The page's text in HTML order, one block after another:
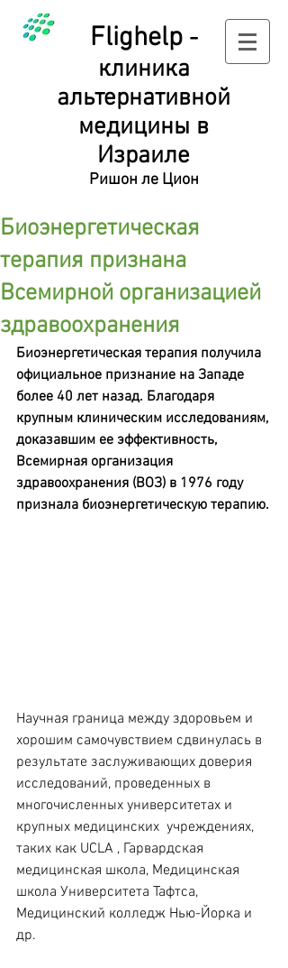
Flighelp-
клиника
альтернативной
медицины в
Израиле
Ришон ле Цион
Биоэнергетическая
терапия признана
Всемирной организацией
здравоохранения
Биоэнергетическая терапия получила
официальное признание на Западе
более 40 лет назад. Благодаря
крупным клиническим исследованиям,
доказавшим ее эффективность,
Всемирная организация
здравоохранения (ВОЗ) в 1976 году
признала биоэнергетическую терапию.
Научная граница между здоровьем и
хорошим самочувствием сдвинулась в
результате заслуживающих доверия
исследований, проведенных в
многочисленных университетах и
крупных медицинских  учреждениях,
таких как UCLA , Гарвардская
медицинская школа, Медицинская
школа Университета Тафтса,
Медицинский колледж Нью-Йорка и
др.